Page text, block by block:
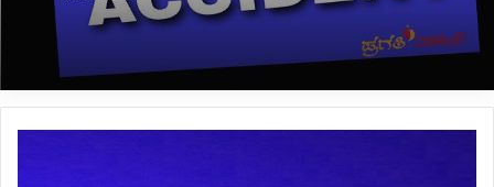
*BREAKING: ಬಸ್ ಪಲ್ಟಿಯಾಗಿ ಓರ್ವ ಯುವಕ ಸಾವು:
ಹಲವರ ಸ್ಥಿತಿ ಗಂಭೀರ*